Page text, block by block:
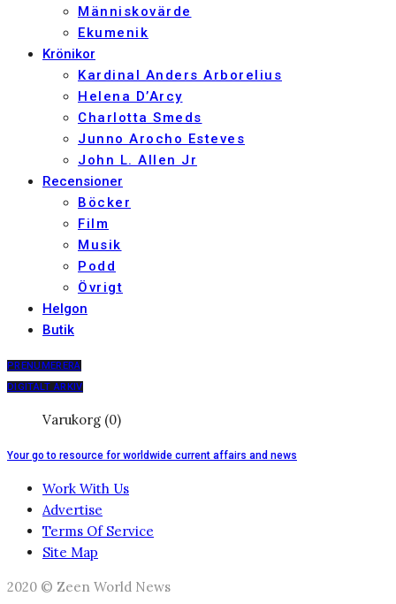
Människovärde
Ekumenik
Krönikor
Kardinal Anders Arborelius
Helena D’Arcy
Charlotta Smeds
Junno Arocho Esteves
John L. Allen Jr
Recensioner
Böcker
Film
Musik
Podd
Övrigt
Helgon
Butik
PRENUMERERA
DIGITALT ARKIV
Varukorg (0)
Your go to resource for worldwide current affairs and news
Work With Us
Advertise
Terms Of Service
Site Map
2020 © Zeen World News